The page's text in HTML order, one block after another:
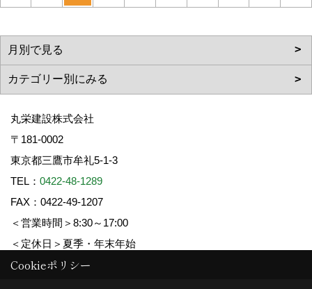
丸栄建設株式会社
〒181-0002
東京都三鷹市牟礼5-1-3
TEL： 0422-48-1289
FAX：0422-49-1207
＜営業時間＞8:30～17:00
＜定休日＞夏季・年末年始
Cookieポリシー